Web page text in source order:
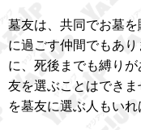
墓友は、共同でお墓
に過ごす仲間でもあ
に、死後までも縛り
友を選ぶことはでき
を墓友に選ぶ人もい